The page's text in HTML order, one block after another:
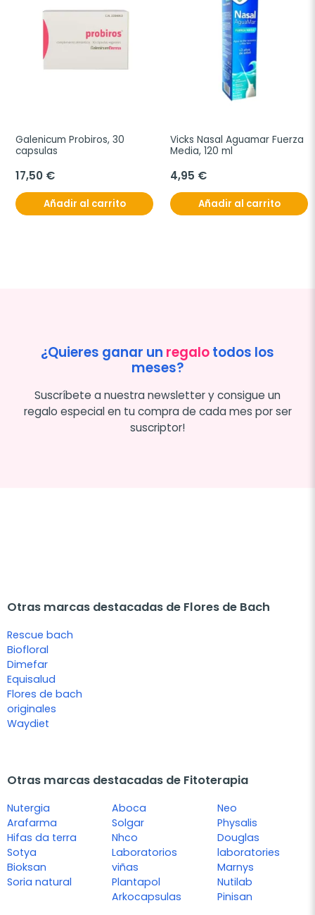
Galenicum Probiros, 30
capsulas
17,50 €
Añadir al carrito
Vicks Nasal Aguamar Fuerza
Media, 120 ml
4,95 €
Añadir al carrito
¿Quieres ganar un regalotodos los
meses?
Suscríbete a nuestra newsletter y consigue un
regalo especial en tu compra de cada mes por ser
suscriptor!
Otras marcas destacadas de Flores de Bach
Rescue bach
Biofloral
Dimefar
Equisalud
Flores de bach
originales
Waydiet
Otras marcas destacadas de Fitoterapia
Nutergia
Arafarma
Hifas da terra
Sotya
Bioksan
Soria natural
Aboca
Solgar
Nhco
Laboratorios
viñas
Plantapol
Arkocapsulas
Neo
Physalis
Douglas
laboratories
Marnys
Nutilab
Pinisan